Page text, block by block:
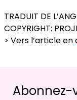
TRADUIT DE
COPYRIGHT:
> Vers l’article en
Abonnez-